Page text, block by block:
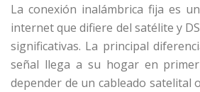
La conexión inalámbrica fija es
internet que difiere del satélite y
significativas. La principal
señal llega a su hogar en
depender de un cableado satelital